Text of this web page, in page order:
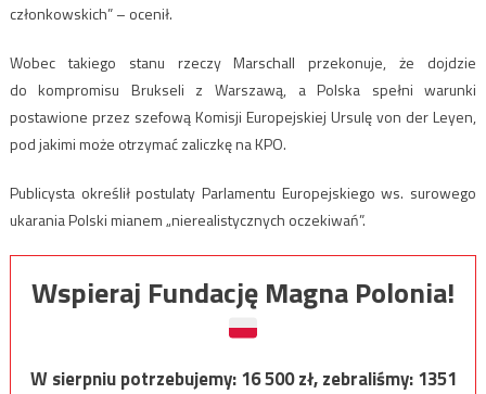
członkowskich” – ocenił.
Wobec takiego stanu rzeczy Marschall przekonuje, że dojdzie
do kompromisu Brukseli z Warszawą, a Polska spełni warunki
postawione przez szefową Komisji Europejskiej Ursulę von der Leyen,
pod jakimi może otrzymać zaliczkę na KPO.
Publicysta określił postulaty Parlamentu Europejskiego ws. surowego
ukarania Polski mianem „nierealistycznych oczekiwań”.
Wspieraj Fundację Magna Polonia!
W sierpniu potrzebujemy:16 500zł, zebraliśmy:1351